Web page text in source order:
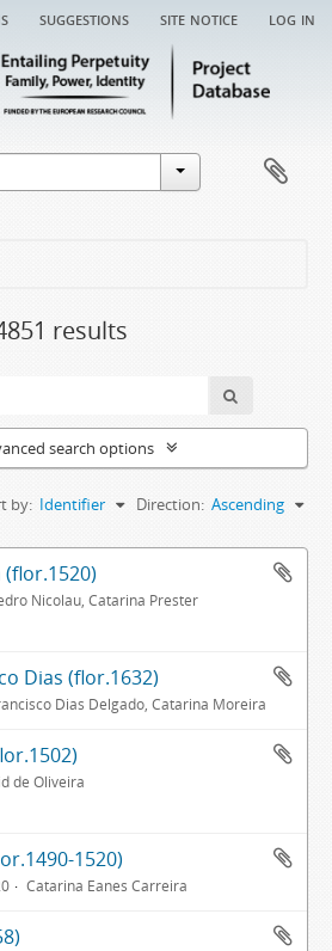
suggestions site notice log in
results
search options
by: Identifier Direction: Ascending
Nicolau, Catarina Prester
Dias (flor.1632)
Dias Delgado, Catarina Moreira
de Oliveira
1520)
Catarina Eanes Carreira